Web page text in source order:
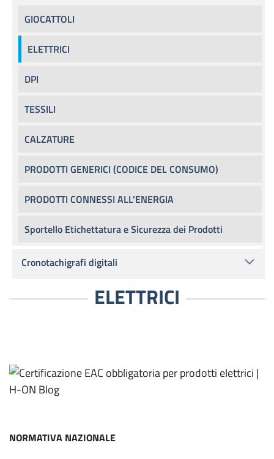
ELETTRICI
NORMATIVA NAZIONALE
GIOCATTOLI
ELETTRICI
DPI
TESSILI
CALZATURE
PRODOTTI GENERICI (CODICE DEL CONSUMO)
PRODOTTI CONNESSI ALL'ENERGIA
Sportello Etichettatura e Sicurezza dei Prodotti
Cronotachigrafi digitali